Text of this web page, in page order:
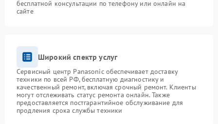
бесплатной консультации по телефону или онлайн на
сайте
Широкий спектр услуг
Сервисный центр Panasonic обеспечивает доставку
техники по всей РФ, бесплатную диагностику и
качественный ремонт, включая срочный ремонт. Клиенты
могут отслеживать статус ремонта онлайн. Также
предоставляется постгарантийное обслуживание для
продления срока службы техники